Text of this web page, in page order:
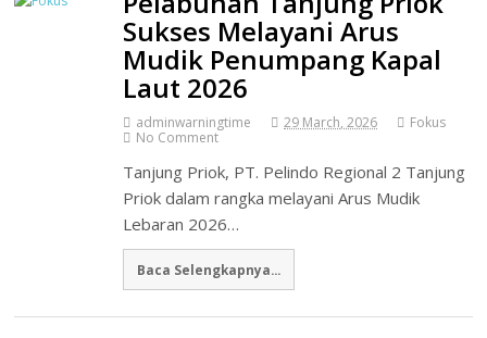
Sukses Melayani Arus
Mudik Penumpang Kapal
Laut 2026
adminwarningtime 29 March, 2026
Fokus
No Comment
Tanjung Priok, PT. Pelindo Regional 2 Tanjung
Priok dalam rangka melayani Arus Mudik
Lebaran 2026…
Baca Selengkapnya...